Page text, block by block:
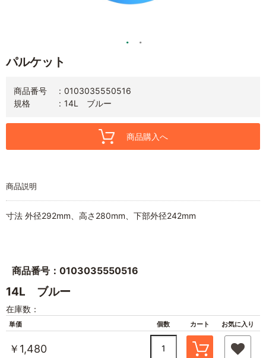
パルケット
商品番号
0103035550516
規格
14L ブルー
商品購入へ
商品説明
寸法 外径292mm、高さ280mm、下部外径242mm
商品番号：0103035550516
14L ブルー
在庫数：
単価 個数 カート お気に入り
￥1,480